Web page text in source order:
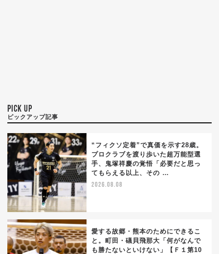
PICK UP
ピックアップ記事
“フィクソ定着”で真価を示す28歳。
プロクラブを渡り歩いた超万能型選
手、鬼塚祥慶の覚悟「必要だと思っ
てもらえる以上、その …
2026.08.08
愛する故郷・熊本のためにできるこ
と。町田・礒貝飛那大「何がなんで
も勝たないといけない」【Ｆ１第10